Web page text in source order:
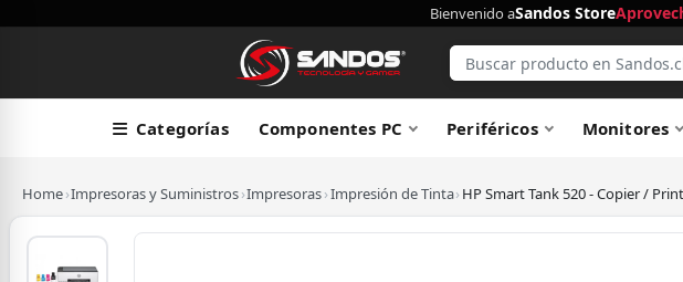
Bienvenido aSandos Store
Categorías Componentes PC Periféricos Monitores
Home›Impresoras y Suministros›Impresoras›Impresión de Tinta›HP Smart Tank 520 - Copier /